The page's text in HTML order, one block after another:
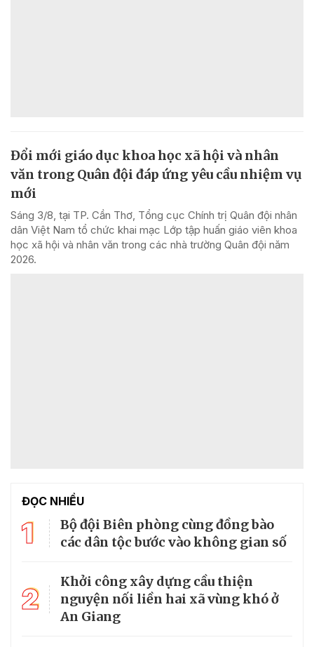
Đổi mới giáo dục khoa học xã hội và nhân
văn trong Quân đội đáp ứng yêu cầu nhiệm vụ
mới
Sáng 3/8, tại TP. Cần Thơ, Tổng cục Chính trị Quân đội nhân
dân Việt Nam tổ chức khai mạc Lớp tập huấn giáo viên khoa
học xã hội và nhân văn trong các nhà trường Quân đội năm
2026.
ĐỌC NHIỀU
1
Bộ đội Biên phòng cùng đồng bào
các dân tộc bước vào không gian số
2
Khởi công xây dựng cầu thiện
nguyện nối liền hai xã vùng khó ở
An Giang